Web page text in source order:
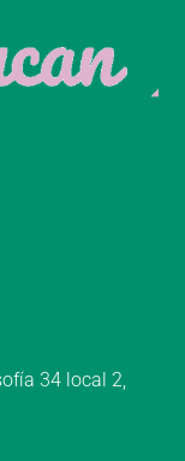
34 local 2,